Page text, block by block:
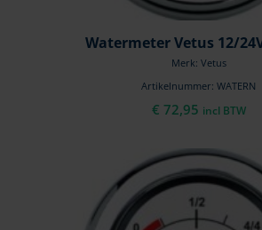
Watermeter Vetus 12/
Merk: Vetus
Artikelnummer: WATERN
€ 72,95 incl BTW